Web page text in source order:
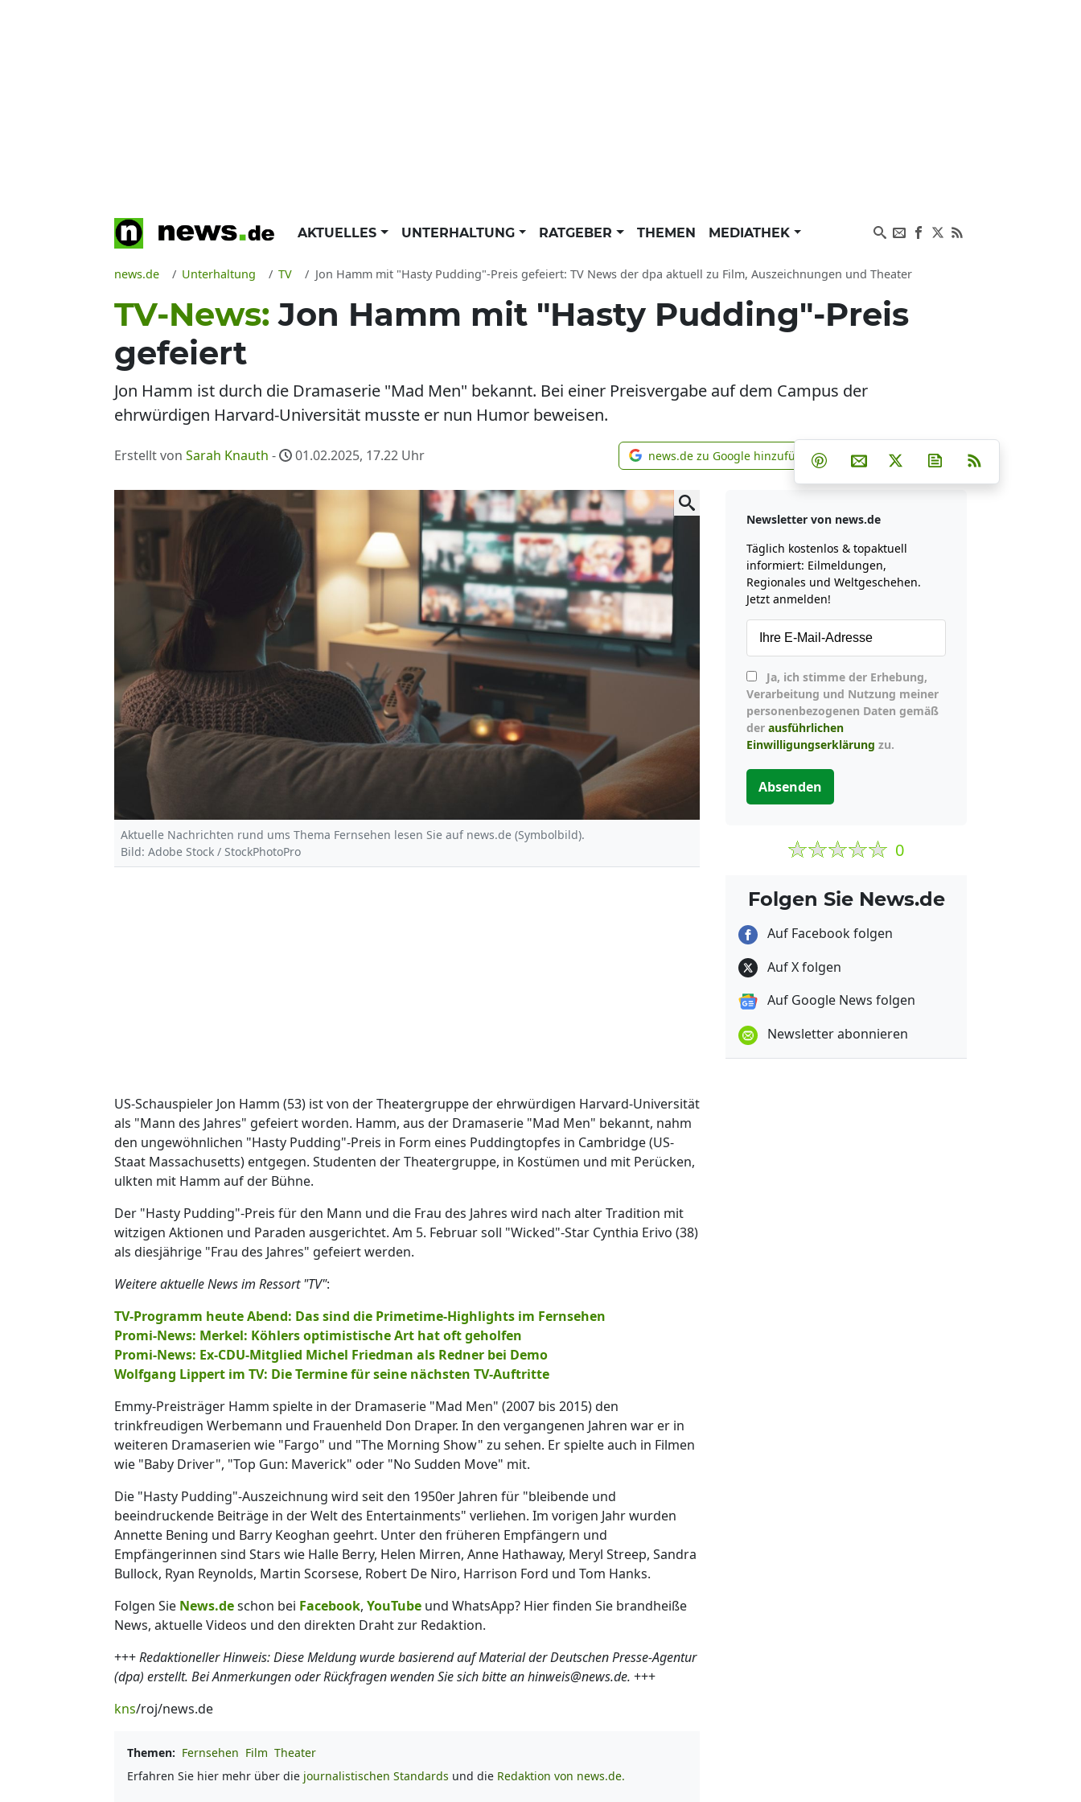
AKTUELLES UNTERHALTUNG RATGEBER THEMEN MEDIATHEK
news.de Unterhaltung TV Jon Hamm mit "Hasty Pudding"-Preis gefeiert: TV News der dpa aktuell zu Film, Auszeichnungen und Theater
TV-News:Jon Hamm mit "Hasty Pudding"-Preis
gefeiert
Jon Hamm ist durch die Dramaserie "Mad Men" bekannt. Bei einer Preisvergabe auf dem Campus der
ehrwürdigen Harvard-Universität musste er nun Humor beweisen.
Erstellt von Sarah Knauth - 01.02.2025, 17.22 Uhr news.de zu Google hinzufügen
news.de zu Google hinzufügen Teilen auf Facebook
Teilen auf Whatsapp
Teilen auf Telegram
Teilen auf Pinterest
Per E-Mail teilen
Post auf XNewsletter
Aktuelle Nachrichten rund ums Thema Fernsehen lesen Sie auf news.de (Symbolbild).
Bild: Adobe Stock / StockPhotoPro
US-Schauspieler Jon Hamm (53) ist von der Theatergruppe der ehrwürdigen Harvard-Universität
als "Mann des Jahres" gefeiert worden. Hamm, aus der Dramaserie "Mad Men" bekannt, nahm
den ungewöhnlichen "Hasty Pudding"-Preis in Form eines Puddingtopfes in Cambridge (US-
Staat Massachusetts) entgegen. Studenten der Theatergruppe, in Kostümen und mit Perücken,
ulkten mit Hamm auf der Bühne.
Der "Hasty Pudding"-Preis für den Mann und die Frau des Jahres wird nach alter Tradition mit
witzigen Aktionen und Paraden ausgerichtet. Am 5. Februar soll "Wicked"-Star Cynthia Erivo (38)
als diesjährige "Frau des Jahres" gefeiert werden.
Weitere aktuelle News im Ressort "TV":
TV-Programm heute Abend: Das sind die Primetime-Highlights im Fernsehen
Promi-News: Merkel: Köhlers optimistische Art hat oft geholfen
Promi-News: Ex-CDU-Mitglied Michel Friedman als Redner bei Demo
Wolfgang Lippert im TV: Die Termine für seine nächsten TV-Auftritte
Emmy-Preisträger Hamm spielte in der Dramaserie "Mad Men" (2007 bis 2015) den
trinkfreudigen Werbemann und Frauenheld Don Draper. In den vergangenen Jahren war er in
weiteren Dramaserien wie "Fargo" und "The Morning Show" zu sehen. Er spielte auch in Filmen
wie "Baby Driver", "Top Gun: Maverick" oder "No Sudden Move" mit.
Die "Hasty Pudding"-Auszeichnung wird seit den 1950er Jahren für "bleibende und
beeindruckende Beiträge in der Welt des Entertainments" verliehen. Im vorigen Jahr wurden
Annette Bening und Barry Keoghan geehrt. Unter den früheren Empfängern und
Empfängerinnen sind Stars wie Halle Berry, Helen Mirren, Anne Hathaway, Meryl Streep, Sandra
Bullock, Ryan Reynolds, Martin Scorsese, Robert De Niro, Harrison Ford und Tom Hanks.
Folgen Sie News.deschon bei Facebook, YouTube und WhatsApp? Hier finden Sie brandheiße
News, aktuelle Videos und den direkten Draht zur Redaktion.
+++Redaktioneller Hinweis: Diese Meldung wurde basierend auf Material der Deutschen Presse-Agentur
(dpa) erstellt. Bei Anmerkungen oder Rückfragen wenden Sie sich bitte an hinweis@news.de. +++
kns/roj/news.de
Themen: Fernsehen Film Theater
Erfahren Sie hier mehr über die journalistischen Standards und die Redaktion von news.de.
Newsletter von news.de
Täglich kostenlos & topaktuell
informiert: Eilmeldungen,
Regionales und Weltgeschehen.
Jetzt anmelden!
Verarbeitung und Nutzung meiner
personenbezogenen Daten gemäß
der ausführlichen
Einwilligungserklärung zu.
Absenden
0
Folgen Sie News.de
Auf Facebook folgen
Auf X folgen
Auf Google News folgen
Newsletter abonnieren